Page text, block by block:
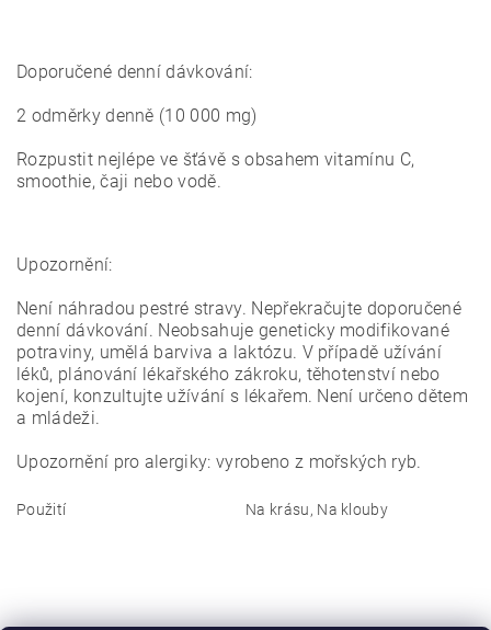
Doporučené denní dávkování:
2 odměrky denně (10 000 mg)
Rozpustit nejlépe ve šťávě s obsahem vitamínu C,
smoothie, čaji nebo vodě.
Upozornění:
Není náhradou pestré stravy. Nepřekračujte doporučené
denní dávkování. Neobsahuje geneticky modifikované
potraviny, umělá barviva a laktózu. V případě užívání
léků, plánování lékařského zákroku, těhotenství nebo
kojení, konzultujte užívání s lékařem. Není určeno dětem
a mládeži.
Upozornění pro alergiky: vyrobeno z mořských ryb.
Použití Na krásu, Na klouby